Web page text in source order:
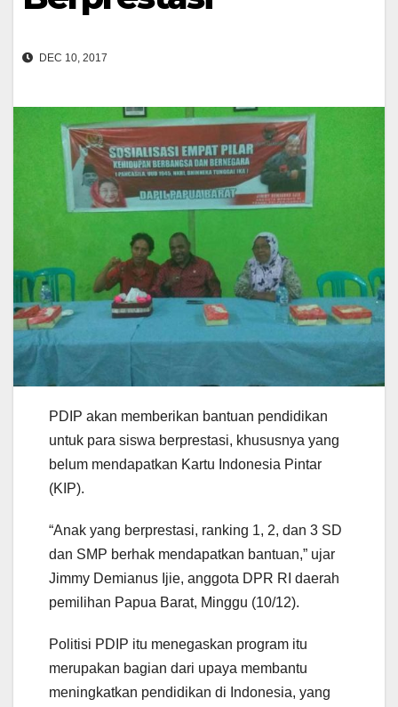
DEC 10, 2017
PDIP akan memberikan bantuan pendidikan
untuk para siswa berprestasi, khususnya yang
belum mendapatkan Kartu Indonesia Pintar
(KIP).
“Anak yang berprestasi, ranking 1, 2, dan 3 SD
dan SMP berhak mendapatkan bantuan,” ujar
Jimmy Demianus Ijie, anggota DPR RI daerah
pemilihan Papua Barat, Minggu (10/12).
Politisi PDIP itu menegaskan program itu
merupakan bagian dari upaya membantu
meningkatkan pendidikan di Indonesia, yang